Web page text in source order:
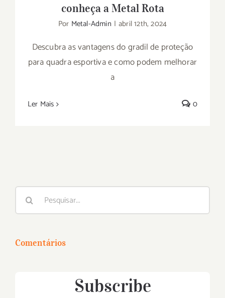
conheça a Metal Rota
Por Metal-Admin | abril 12th, 2024
Descubra as vantagens do gradil de proteção
para quadra esportiva e como podem melhorar
a
Ler Mais 0
Buscar
resultados
Comentários
Subscribe